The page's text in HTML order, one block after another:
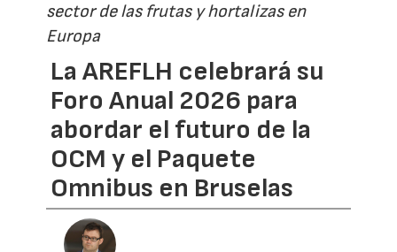
sector de las frutas y hortalizas en
Europa
La AREFLH celebrará su
Foro Anual 2026 para
abordar el futuro de la
OCM y el Paquete
Omnibus en Bruselas